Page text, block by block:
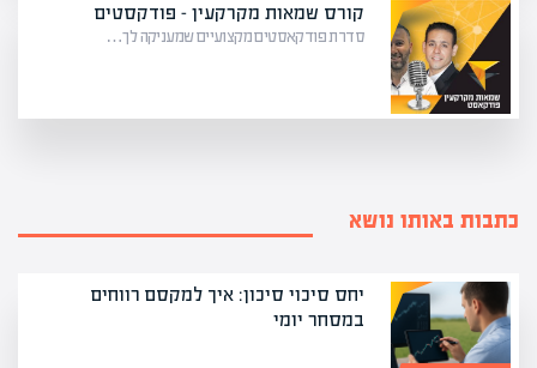
קורס שמאות מקרקעין – פודקסטים
סדרת פודקאסטים מקצועיים שמעניקה לך…
כתבות באותו נושא
יחס סיכוי סיכון: איך למקסם רווחים
במסחר יומי